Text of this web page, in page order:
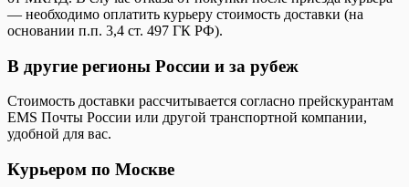
— необходимо оплатить курьеру стоимость доставки (на
основании п.п. 3,4 ст. 497 ГК РФ).
В другие регионы России и за рубеж
Стоимость доставки рассчитывается согласно прейскурантам
EMS Почты России или другой транспортной компании,
удобной для вас.
Курьером по Москве